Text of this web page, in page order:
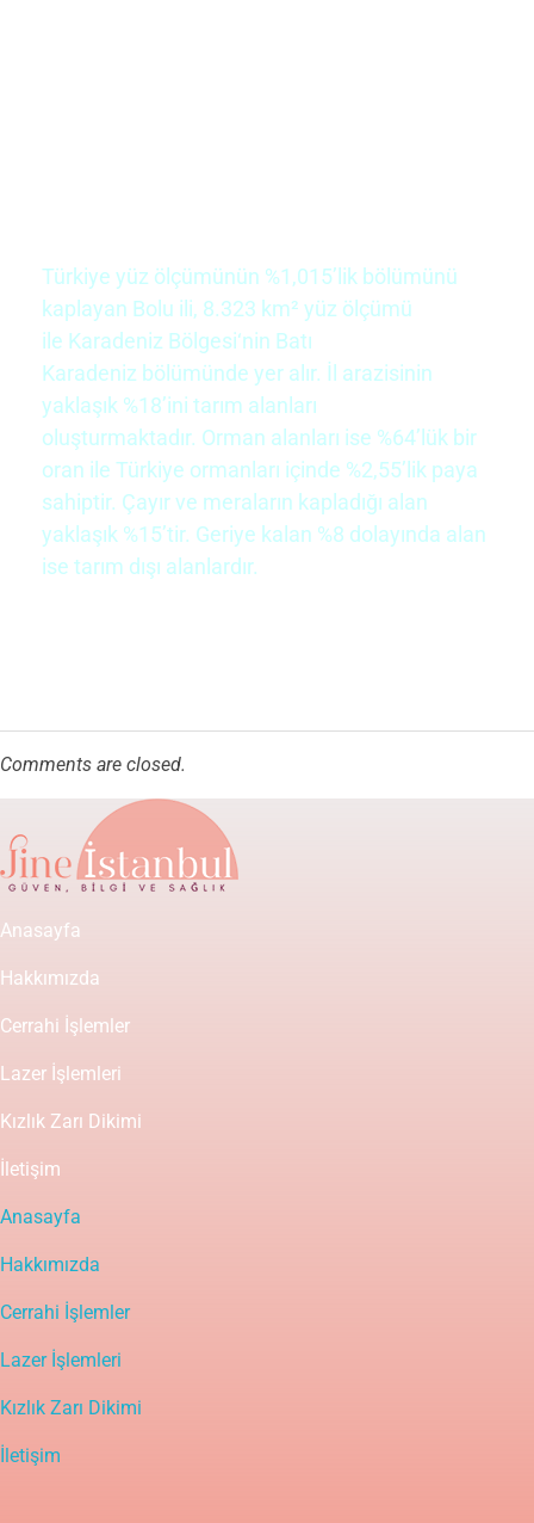
Türkiye yüz ölçümünün %1,015’lik bölümünü
kaplayan Bolu ili, 8.323 km² yüz ölçümü
ile Karadeniz Bölgesi‘nin Batı
Karadeniz bölümünde yer alır. İl arazisinin
yaklaşık %18’ini tarım alanları
oluşturmaktadır. Orman alanları ise %64’lük bir
oran ile Türkiye ormanları içinde %2,55’lik paya
sahiptir. Çayır ve meraların kapladığı alan
yaklaşık %15’tir. Geriye kalan %8 dolayında alan
ise tarım dışı alanlardır.
Comments are closed.
Anasayfa
Hakkımızda
Cerrahi İşlemler
Lazer İşlemleri
Kızlık Zarı Dikimi
İletişim
Anasayfa
Hakkımızda
Cerrahi İşlemler
Lazer İşlemleri
Kızlık Zarı Dikimi
İletişim